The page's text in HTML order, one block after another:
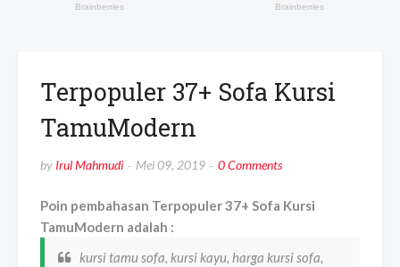
Terpopuler 37+ Sofa Kursi
TamuModern
by Irul Mahmudi Mei 09, 2019 0 Comments
Poin pembahasan Terpopuler 37+ Sofa Kursi
TamuModern adalah :
kursi tamu sofa, kursi kayu, harga kursi sofa,